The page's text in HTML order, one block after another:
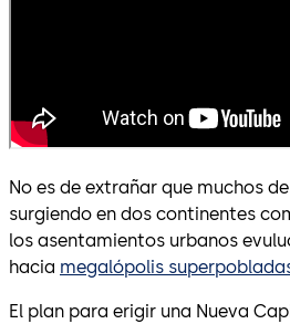
No es de extrañar que muchos
surgiendo en dos continentes
los asentamientos urbanos
hacia megalópolis
El plan para erigir una Nueva